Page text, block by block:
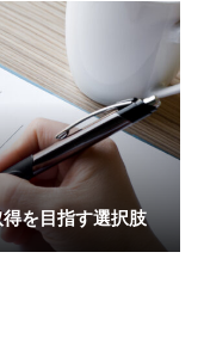
を目指す選択肢